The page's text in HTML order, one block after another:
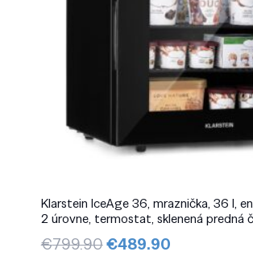
Klarstein IceAge 36, mraznička, 36 l,
2 úrovne, termostat, sklenená predná
€799.90Pôvodná
€489.90Aktuálna